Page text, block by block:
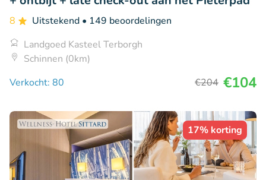
8 Uitstekend • 149 beoordelingen
Landgoed Kasteel Terborgh
Schinnen (0km)
Verkocht: 80
€204 €104
17% korting